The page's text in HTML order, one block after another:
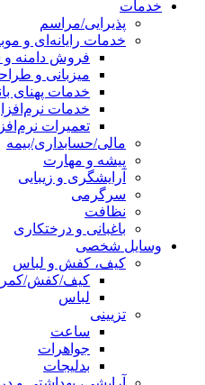
خدمات
پذیرایی/مراسم
خدمات رایانه‌ای و
فروش دامنه
میزبانی و
خدمات پهنای
خدمات
تعمیرات
مالی/حسابداری/بیمه
پیشه و مهارت
آرایشگری و زیبایی
سرگرمی
نظافت
باغبانی و درختکاری
وسایل شخصی
کیف، کفش و لباس
کیف/کفش/
لباس
تزیینی
ساعت
جواهرات
بدلیجات